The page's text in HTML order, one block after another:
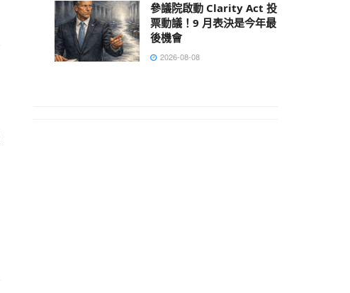
參議院啟動 Clarity Act 投
票動議！9 月表決是今年最
後機會
2026-08-08